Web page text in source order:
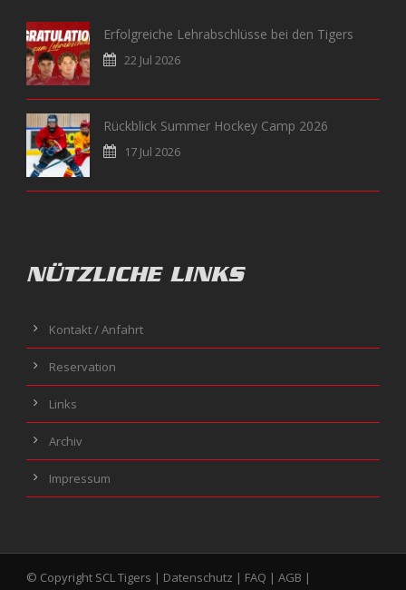
Erfolgreiche Lehrabschlüsse bei den Tigers
22 Jul 2026
Rückblick Summer Hockey Camp 2026
17 Jul 2026
NÜTZLICHE LINKS
Kontakt / Anfahrt
Reservation
Links
Archiv
Impressum
© Copyright SCL Tigers | Datenschutz | FAQ | AGB |